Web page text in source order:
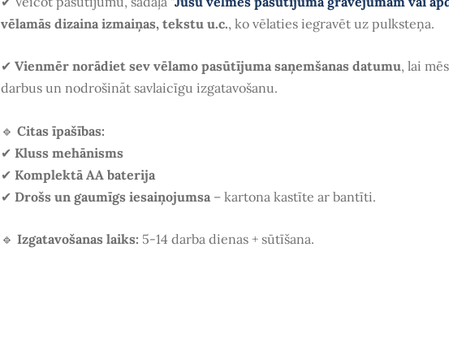
vēlamās dizaina izmaiņas, tekstu u.c., ko vēlaties iegravēt uz pulksteņa.
✔ Vienmēr norādiet sev vēlamo pasūtījuma saņemšanas datumu, lai
darbus un nodrošināt savlaicīgu izgatavošanu.
🔹 Citas īpašības:
✔ Kluss mehānisms
✔ Komplektā AA baterija
✔ Drošs un gaumīgs iesaiņojumsa– kartona kastīte ar bantīti.
🔹 Izgatavošanas laiks: 5-14 darba dienas + sūtīšana.